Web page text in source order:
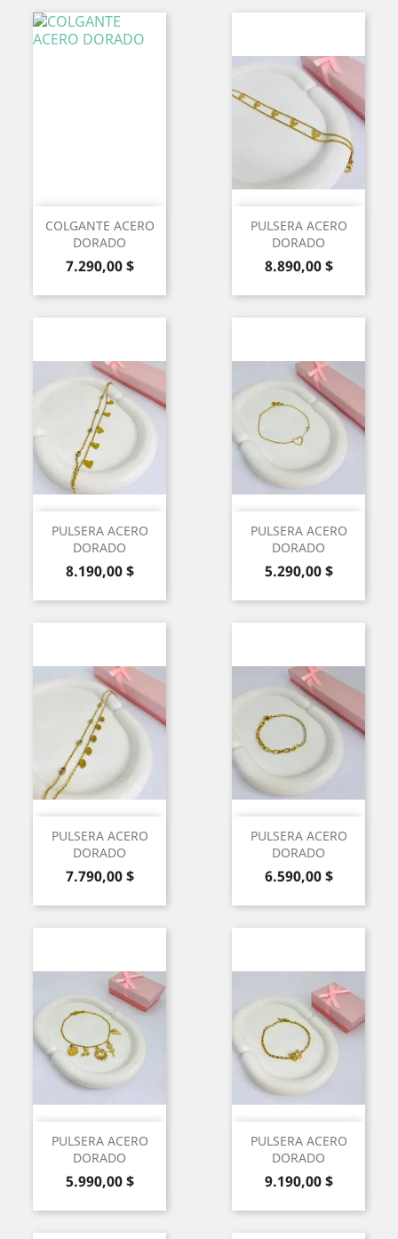
COLGANTE ACERO
DORADO
Precio
7.290,00 $
PULSERA ACERO
DORADO
Precio
8.890,00 $
PULSERA ACERO
DORADO
Precio
8.190,00 $
PULSERA ACERO
DORADO
Precio
5.290,00 $
PULSERA ACERO
DORADO
Precio
7.790,00 $
PULSERA ACERO
DORADO
Precio
6.590,00 $
PULSERA ACERO
DORADO
Precio
5.990,00 $
PULSERA ACERO
DORADO
Precio
9.190,00 $